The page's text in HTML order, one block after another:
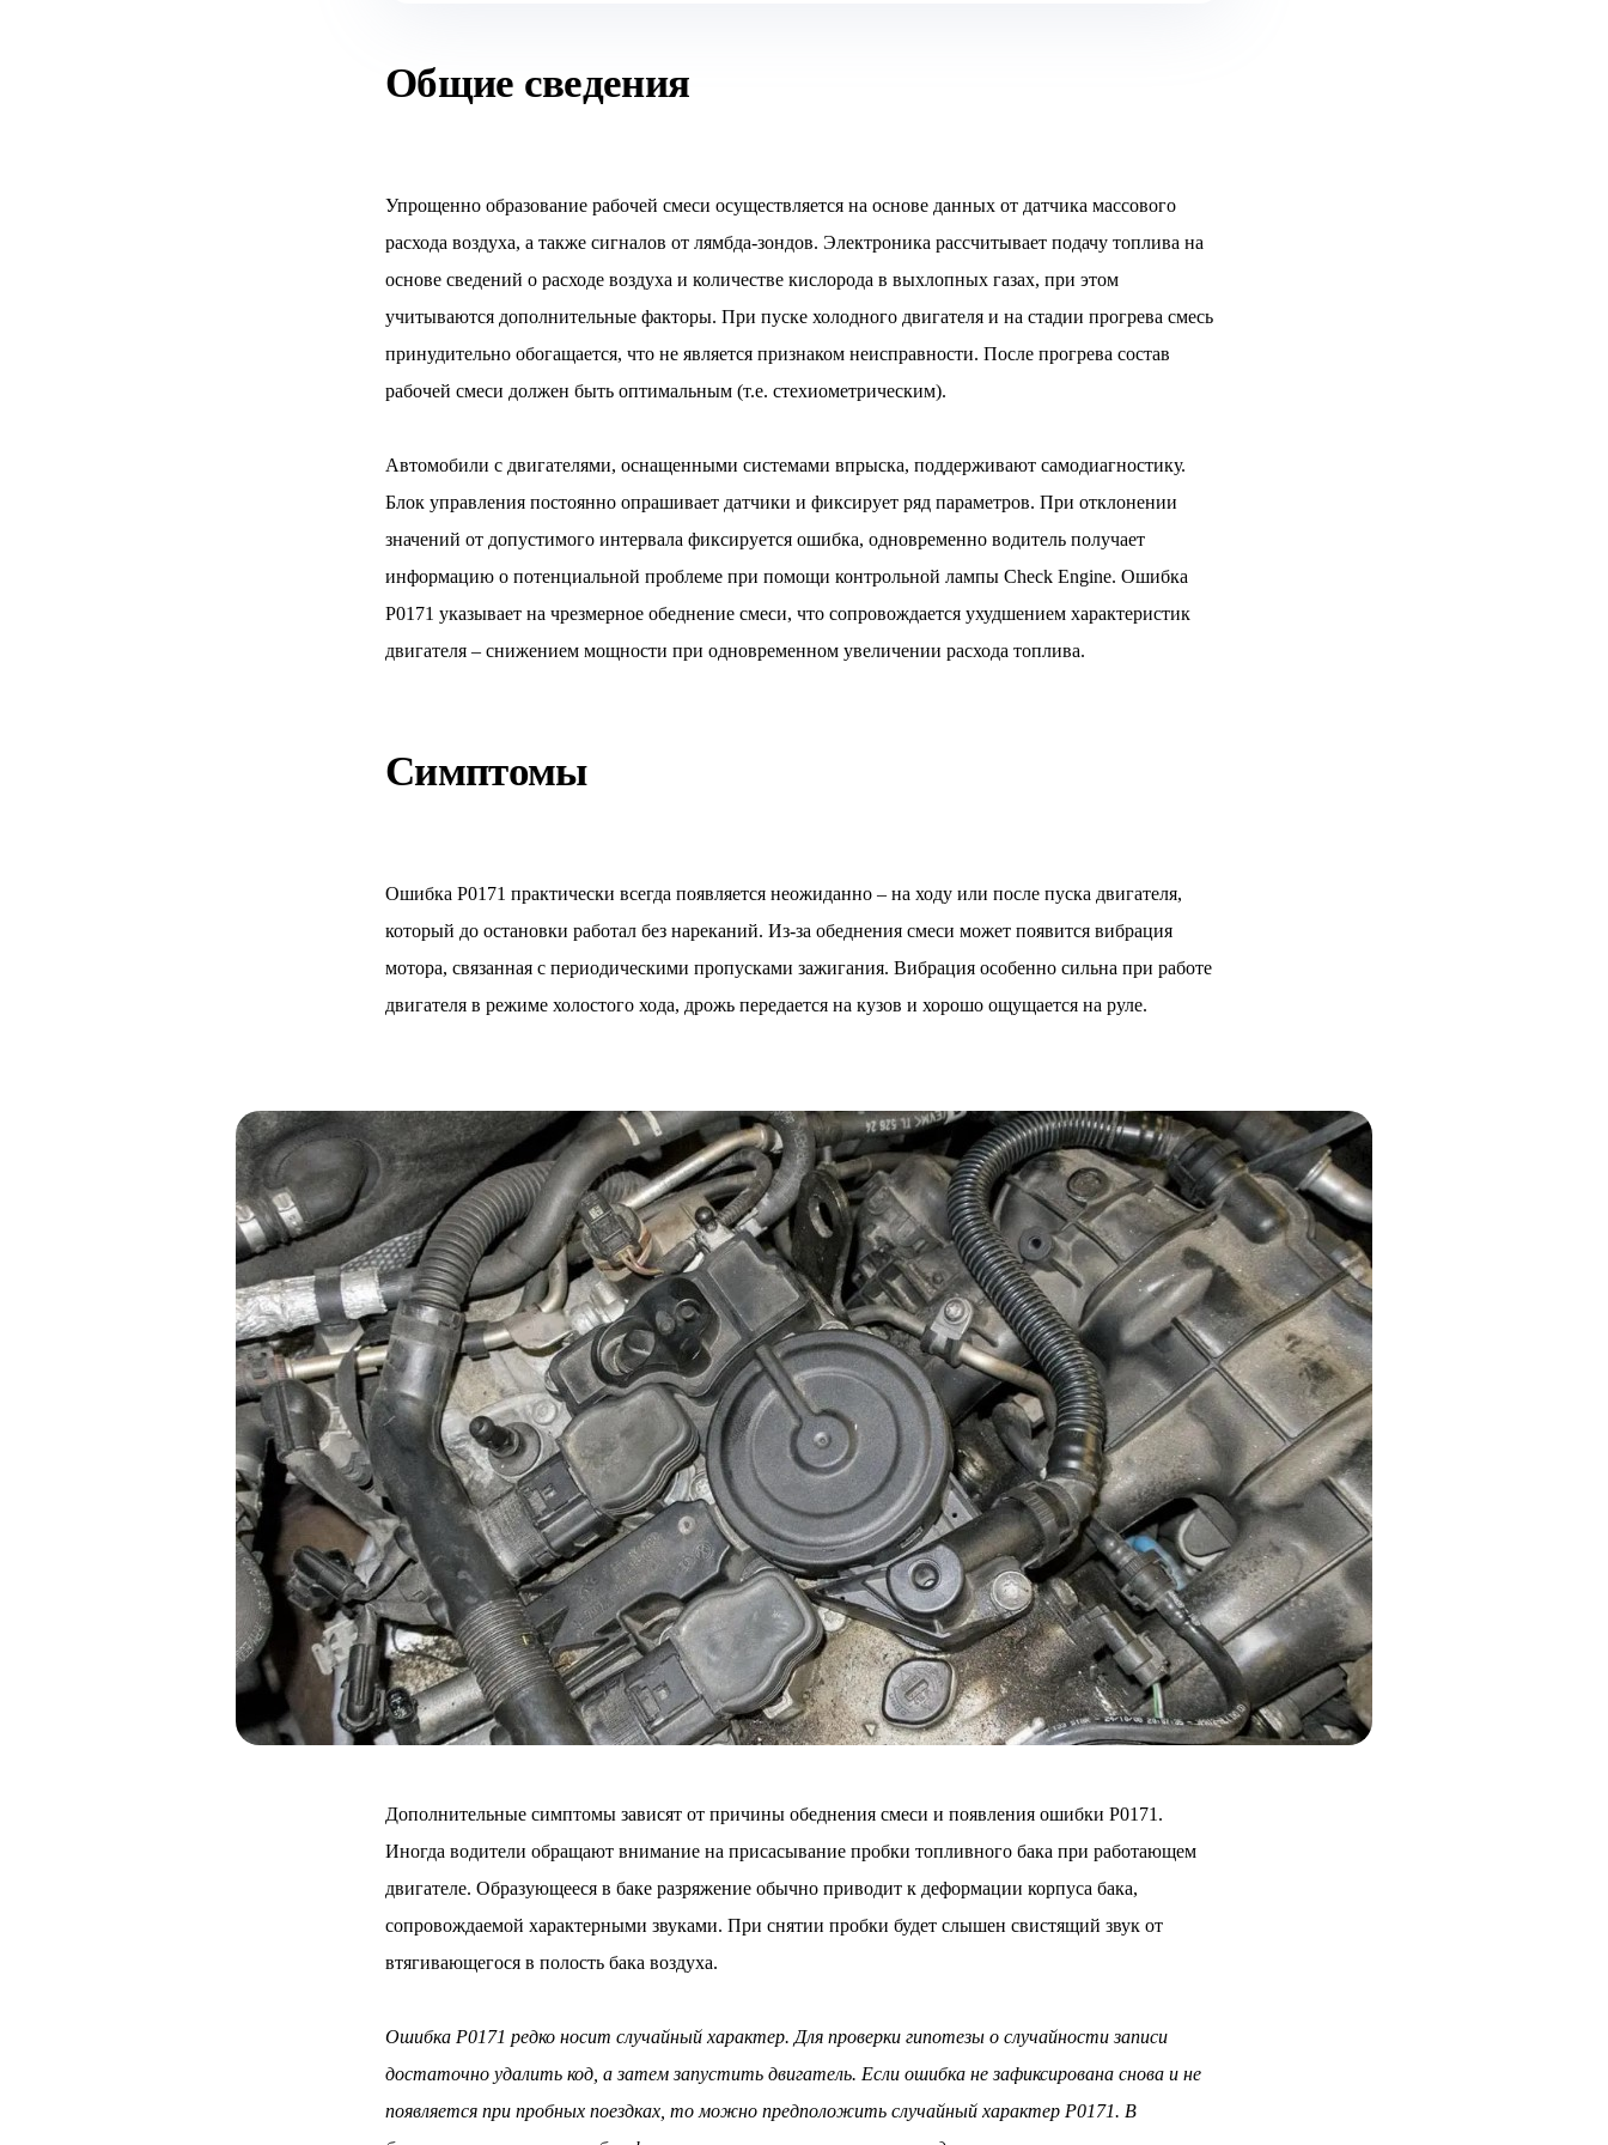
Общие сведения
Упрощенно образование рабочей смеси осуществляется на основе данных от датчика массового
расхода воздуха, а также сигналов от лямбда-зондов. Электроника рассчитывает подачу топлива на
основе сведений о расходе воздуха и количестве кислорода в выхлопных газах, при этом
учитываются дополнительные факторы. При пуске холодного двигателя и на стадии прогрева смесь
принудительно обогащается, что не является признаком неисправности. После прогрева состав
рабочей смеси должен быть оптимальным (т.е. стехиометрическим).
Автомобили с двигателями, оснащенными системами впрыска, поддерживают самодиагностику.
Блок управления постоянно опрашивает датчики и фиксирует ряд параметров. При отклонении
значений от допустимого интервала фиксируется ошибка, одновременно водитель получает
информацию о потенциальной проблеме при помощи контрольной лампы Check Engine. Ошибка
P0171 указывает на чрезмерное обеднение смеси, что сопровождается ухудшением характеристик
двигателя – снижением мощности при одновременном увеличении расхода топлива.
Симптомы
Ошибка P0171 практически всегда появляется неожиданно – на ходу или после пуска двигателя,
который до остановки работал без нареканий. Из-за обеднения смеси может появится вибрация
мотора, связанная с периодическими пропусками зажигания. Вибрация особенно сильна при работе
двигателя в режиме холостого хода, дрожь передается на кузов и хорошо ощущается на руле.
Дополнительные симптомы зависят от причины обеднения смеси и появления ошибки P0171.
Иногда водители обращают внимание на присасывание пробки топливного бака при работающем
двигателе. Образующееся в баке разряжение обычно приводит к деформации корпуса бака,
сопровождаемой характерными звуками. При снятии пробки будет слышен свистящий звук от
втягивающегося в полость бака воздуха.
Ошибка P0171 редко носит случайный характер. Для проверки гипотезы о случайности записи
достаточно удалить код, а затем запустить двигатель. Если ошибка не зафиксирована снова и не
появляется при пробных поездках, то можно предположить случайный характер P0171. В